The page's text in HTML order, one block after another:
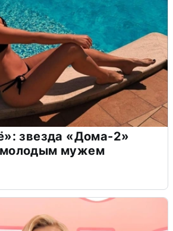
звезда «Дома-2»
молодым мужем